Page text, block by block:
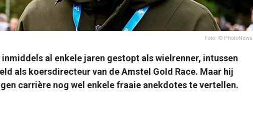
Foto: © PhotoNews
inmiddels al enkele jaren gestopt als wielrenner, intussen
als koersdirecteur van de Amstel Gold Race. Maar hij
carrière nog wel enkele fraaie anekdotes te vertellen.